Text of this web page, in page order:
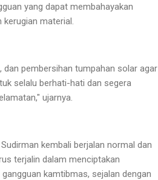
yang dapat membahayakan
material.
dan pembersihan tumpahan solar agar
selalu berhati-hati dan segera
ujarnya.
kembali berjalan normal dan
terjalin dalam menciptakan
kamtibmas, sejalan dengan